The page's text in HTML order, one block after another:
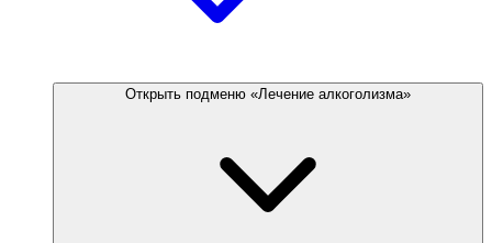
Открыть подменю «Лечение алкоголизма»